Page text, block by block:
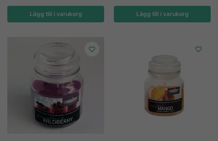
Lägg till i varukorg Lägg till i varukorg